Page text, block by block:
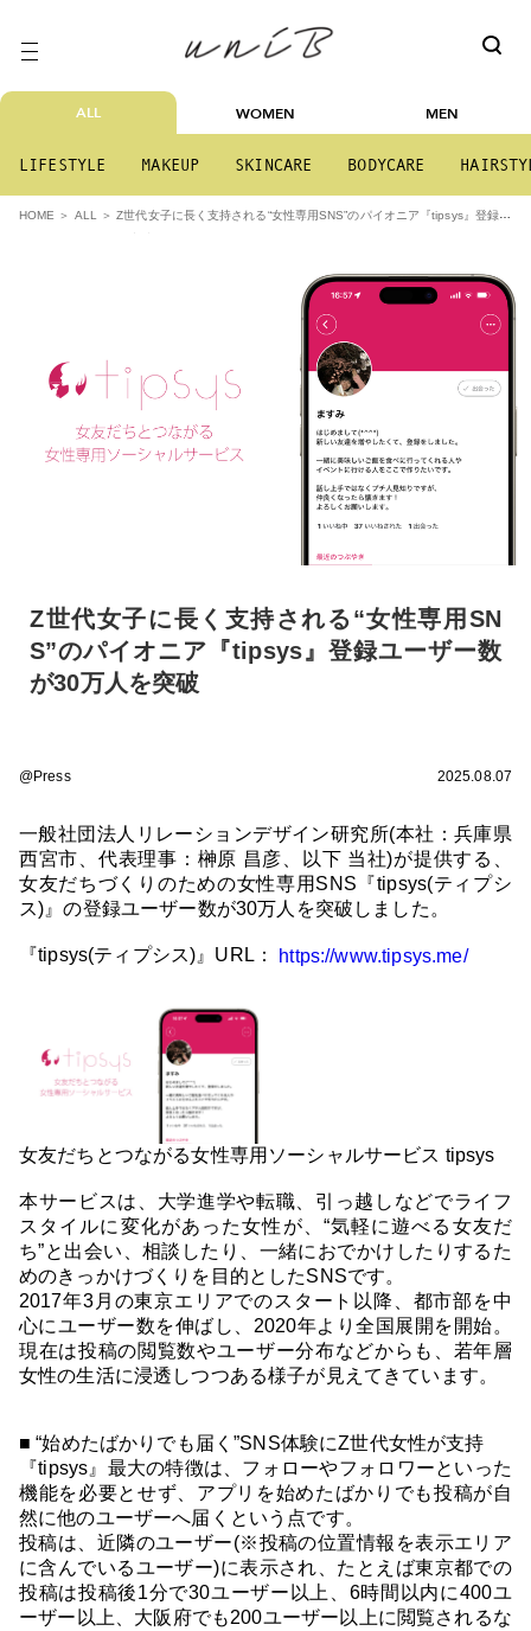
ALL WOMEN MEN
LIFESTYLE MAKEUP SKINCARE BODYCARE
HOME ALL
Z世代女子に長く支持される“女性専用SNS”のパイオニア『tipsys』登録ユ
Z世代女子に長く支持される“女性専用SN
S”のパイオニア『tipsys』登録ユーザー数
が30万人を突破
@Press 2025.08.07
一般社団法人リレーションデザイン研究所(本社：兵庫県
西宮市、代表理事：榊原 昌彦、以下 当社)が提供する、
女友だちづくりのための女性専用SNS『tipsys(ティプシ
ス)』の登録ユーザー数が30万人を突破しました。
『tipsys(ティプシス)』URL： https://www.tipsys.me/
女友だちとつながる女性専用ソーシャルサービス tipsys
本サービスは、大学進学や転職、引っ越しなどでライフ
スタイルに変化があった女性が、“気軽に遊べる女友だ
ち”と出会い、相談したり、一緒におでかけしたりするた
めのきっかけづくりを目的としたSNSです。
2017年3月の東京エリアでのスタート以降、都市部を中
心にユーザー数を伸ばし、2020年より全国展開を開始。
現在は投稿の閲覧数やユーザー分布などからも、若年層
女性の生活に浸透しつつある様子が見えてきています。
■ “始めたばかりでも届く”SNS体験にZ世代女性が支持
『tipsys』最大の特徴は、フォローやフォロワーといった
機能を必要とせず、アプリを始めたばかりでも投稿が自
然に他のユーザーへ届くという点です。
投稿は、近隣のユーザー(※投稿の位置情報を表示エリア
に含んでいるユーザー)に表示され、たとえば東京都での
投稿は投稿後1分で30ユーザー以上、6時間以内に400ユ
ーザー以上、大阪府でも200ユーザー以上に閲覧されるな